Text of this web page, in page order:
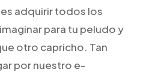
adquirir todos los
para tu peludo y
otro capricho. Tan
por nuestro e-